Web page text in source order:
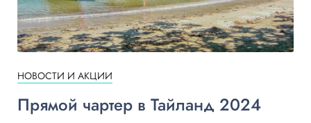
НОВОСТИ И АКЦИИ
Прямой чартер в Тайланд 2024